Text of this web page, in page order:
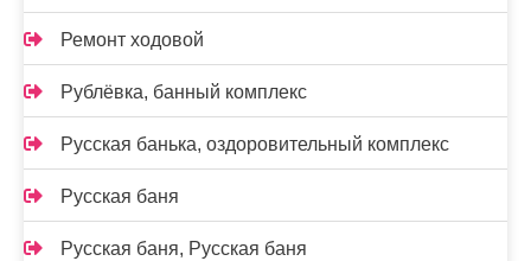
Ремонт ходовой
Рублёвка, банный комплекс
Русская банька, оздоровительный комплекс
Русская баня
Русская баня, Русская баня